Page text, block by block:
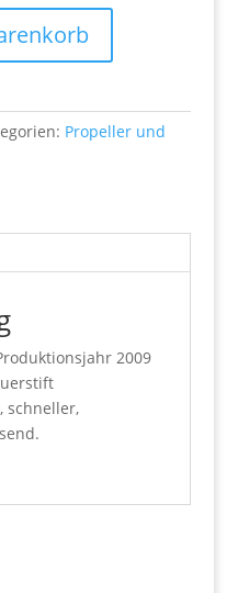
Propeller und
2009
schneller,